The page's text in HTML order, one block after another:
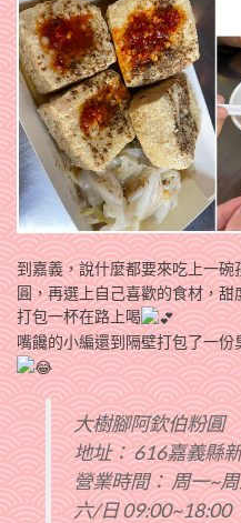
到嘉義，說什麼都要來吃上一碗
圓，再選上自己喜歡的食材，
打包一杯在路上喝
嘴饞的小編還到隔壁打包了一
大樹腳阿欽伯粉圓
地址： 616嘉義縣
營業時間： 周一~
六/日 09:00~18:00